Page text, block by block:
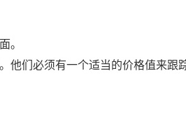
。
们必须有一个适当的价格值来